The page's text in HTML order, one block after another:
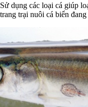
Sử dụng các loại cá giúp
trang trại nuôi cá biển đang